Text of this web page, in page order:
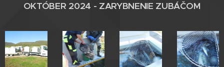
OKTÓBER 2024 - ZARYBNENIE ZUBÁČOM